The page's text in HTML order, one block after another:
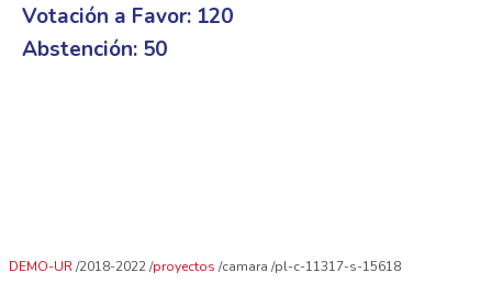
Votación a Favor: 120
Abstención: 50
DEMO-UR 2018-2022 proyectos camara pl-c-11317-s-15618